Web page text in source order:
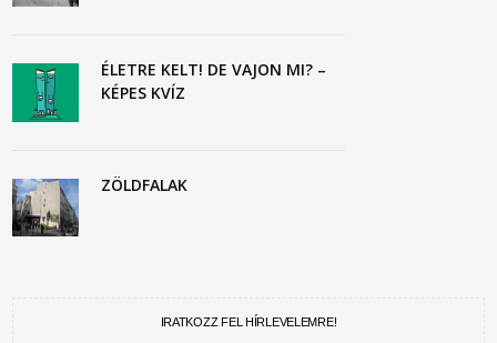
ÉLETRE KELT! DE VAJON MI? –
KÉPES KVÍZ
ZÖLDFALAK
IRATKOZZ FEL HÍRLEVELEMRE!